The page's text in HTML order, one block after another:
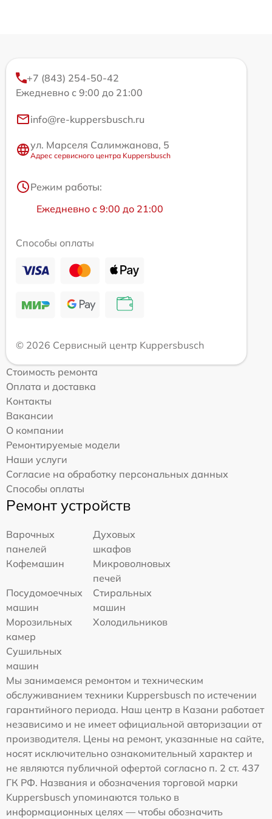
+7 (843) 254-50-42
Ежедневно с 9:00 до 21:00
info@re-kuppersbusch.ru
ул. Марселя Салимжанова, 5
Адрес сервисного центра Kuppersbusch
Режим работы:
Ежедневно с 9:00 до 21:00
Способы оплаты
© 2026 Сервисный центр Kuppersbusch
Стоимость ремонта
Оплата и доставка
Контакты
Вакансии
О компании
Ремонтируемые модели
Наши услуги
Согласие на обработку персональных данных
Способы оплаты
Ремонт устройств
Варочных
панелей
Духовых
шкафов
Кофемашин
Микроволновых
печей
Посудомоечных
машин
Стиральных
машин
Морозильных
камер
Холодильников
Сушильных
машин
Мы занимаемся ремонтом и техническим
обслуживанием техники Kuppersbusch по истечении
гарантийного периода. Наш центр в Казани работает
независимо и не имеет официальной авторизации от
производителя. Цены на ремонт, указанные на сайте,
носят исключительно ознакомительный характер и
не являются публичной офертой согласно п. 2 ст. 437
ГК РФ. Названия и обозначения торговой марки
Kuppersbusch упоминаются только в
информационных целях — чтобы обозначить